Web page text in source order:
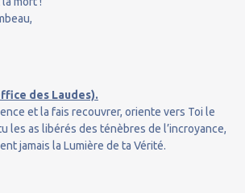
des Laudes).
et la fais recouvrer, oriente vers Toi le
les as libérés des ténèbres de l’incroyance,
jamais la Lumière de ta Vérité.